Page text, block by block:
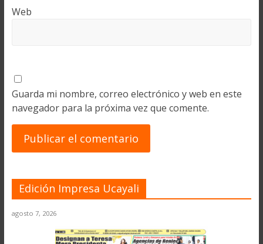
Web
Guarda mi nombre, correo electrónico y web en este
navegador para la próxima vez que comente.
Edición Impresa Ucayali
agosto 7, 2026